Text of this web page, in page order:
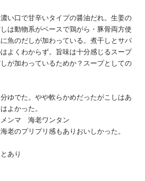
い口で甘辛いタイプの醤油だれ。生姜の
は動物系がベースで鶏がら・豚骨両方使
魚のだしが加わっている。煮干しとサバ
よくわからず。旨味は十分感じるスープ
が加わっているためか？スープとしての
ゆでた。やや軟らかめだったがこしはあ
よかった。
ンマ 海老ワンタン
プリプリ感もありおいしかった。
あり